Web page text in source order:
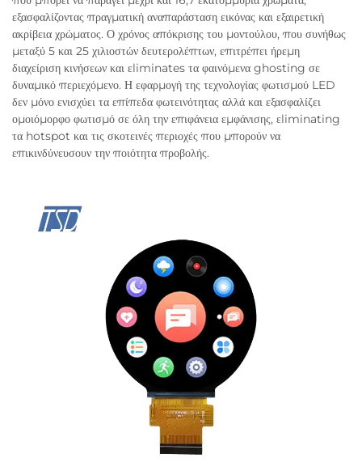
εξασφαλίζοντας πραγματική αναπαράσταση εικόνας και εξαιρετική
ακρίβεια χρώματος. Ο χρόνος απόκρισης του μοντούλου, που συνήθως
μεταξύ 5 και 25 χιλιοστών δευτερολέπτων, επιτρέπει ήρεμη
διαχείριση κινήσεων και εliminates τα φαινόμενα ghosting σε
δυναμικό περιεχόμενο. Η εφαρμογή της τεχνολογίας φωτισμού LED
δεν μόνο ενισχύει τα επίπεδα φωτεινότητας αλλά και εξασφαλίζει
ομοιόμορφο φωτισμό σε όλη την επιφάνεια εμφάνισης, εliminating
τα hotspot και τις σκοτεινές περιοχές που μπορούν να
επικινδύνευσουν την ποιότητα προβολής.